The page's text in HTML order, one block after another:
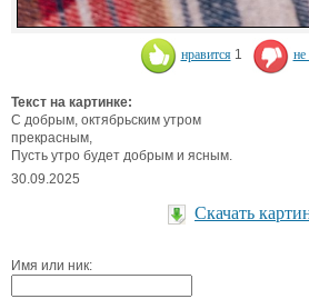
нравится 1 не
Текст на картинке:
С добрым, октябрьским утром
прекрасным,
Пусть утро будет добрым и ясным.
30.09.2025
Скачать
Имя или ник: